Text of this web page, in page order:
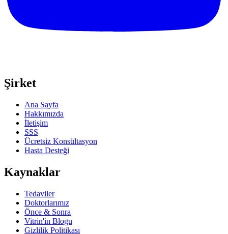
Şirket
Ana Sayfa
Hakkımızda
İletişim
SSS
Ücretsiz Konsültasyon
Hasta Desteği
Kaynaklar
Tedaviler
Doktorlarımız
Önce & Sonra
Vitrin'in Blogu
Gizlilik Politikası